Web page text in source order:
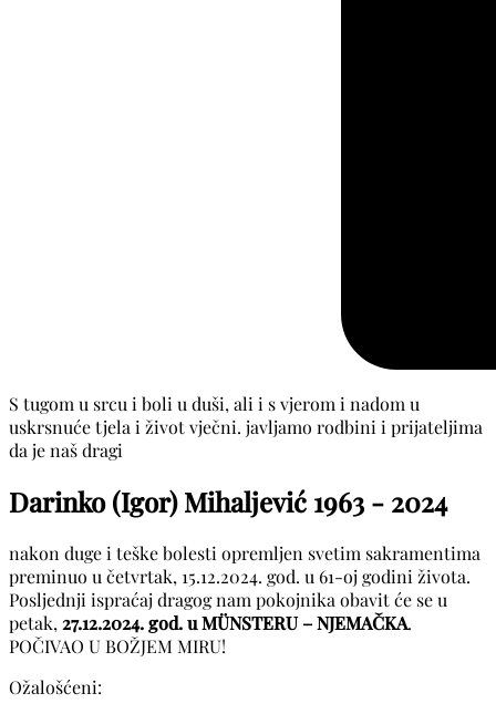
S tugom u srcu i boli u duši, ali i s vjerom i nadom u
uskrsnuće tjela i život vječni. javljamo rodbini i prijateljima
da je naš dragi
Darinko (Igor) Mihaljević 1963 - 2024
nakon duge i teške bolesti opremljen svetim sakramentima
preminuo u četvrtak, 15.12.2024. god. u 61-oj godini života.
Posljednji ispraćaj dragog nam pokojnika obavit će se u
petak, 27.12.2024. god. u MÜNSTERU – NJEMAČKA.
POČIVAO U BOŽJEM MIRU!
Ožalošćeni: